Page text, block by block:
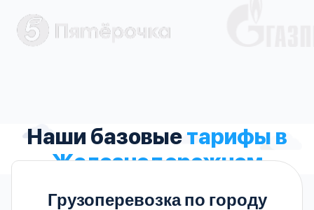
Наши базовыетарифы в
Железнодорожном
Грузоперевозка по городу